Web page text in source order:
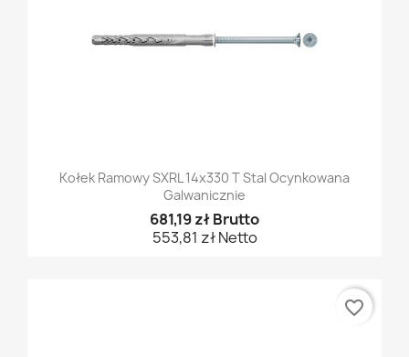
Kołek Ramowy SXRL 14x330 T Stal Ocynkowana
Galwanicznie
681,19 zł Brutto
553,81 zł Netto
favorite_border